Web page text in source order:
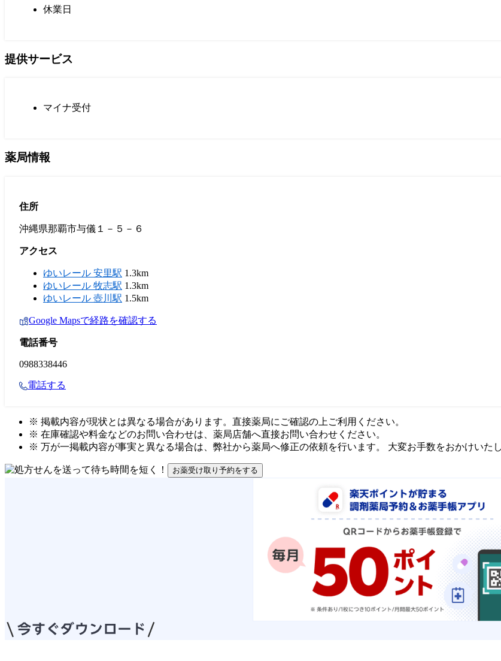
休業日
提供サービス
マイナ受付
薬局情報
住所
沖縄県那覇市与儀１－５－６
アクセス
ゆいレール 安里駅 1.3km
ゆいレール 牧志駅 1.3km
ゆいレール 壺川駅 1.5km
Google Mapsで経路を確認する
電話番号
0988338446
電話する
※ 掲載内容が現状とは異なる場合があります。直接薬局にご確認の上ご利用ください。
※ 在庫確認や料金などのお問い合わせは、薬局店舗へ直接お問い合わせください。
※ 万が一掲載内容が事実と異なる場合は、弊社から薬局へ修正の依頼を行います。 大変お手数をおかけいた
お薬受け取り予約をする